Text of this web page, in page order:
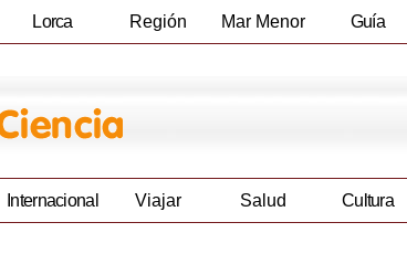
Lorca Región Mar Menor Guía
Internacional Viajar Salud Cultura